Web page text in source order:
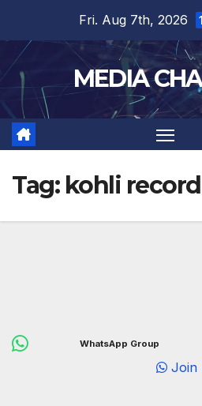
Fri. Aug 7th, 2026
MEDIA
Tag: kohli record
WhatsApp Group